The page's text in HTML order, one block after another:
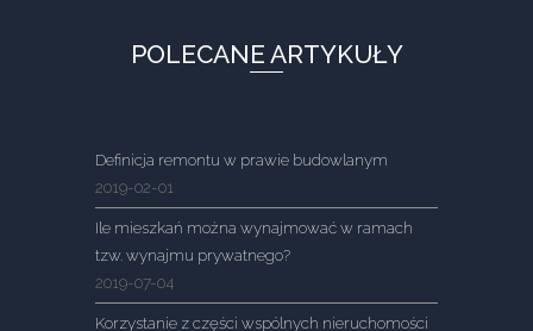
POLECANE ARTYKUŁY
Definicja remontu w prawie budowlanym
2019-02-01
Ile mieszkań można wynajmować w ramach
tzw. wynajmu prywatnego?
2019-07-04
Korzystanie z części wspólnych nieruchomości